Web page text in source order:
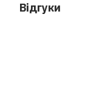
Відгуки